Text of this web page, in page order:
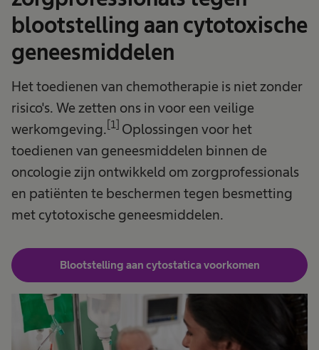
blootstelling aan cytotoxische
geneesmiddelen ​
Het toedienen van chemotherapie is niet zonder
risico's. We zetten ons in voor een veilige
werkomgeving.[1] Oplossingen voor het
toedienen van geneesmiddelen binnen de
oncologie zijn ontwikkeld om zorgprofessionals
en patiënten te beschermen tegen besmetting
met cytotoxische geneesmiddelen.
Blootstelling aan cytostatica voorkomen